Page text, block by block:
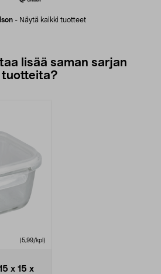
- Näytä kaikki tuotteet
lisää saman sarjan
tuotteita?
(5,99/kpl)
x 15 x